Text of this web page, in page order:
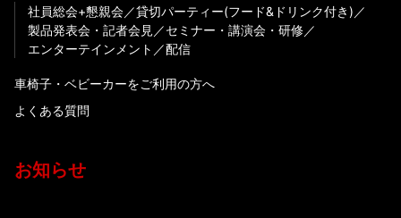
社員総会+懇親会
貸切パーティー(フード&ドリンク付き)
製品発表会・記者会見
セミナー・講演会・研修
エンターテインメント
配信
車椅子・ベビーカーをご利用の方へ
よくある質問
お知らせ